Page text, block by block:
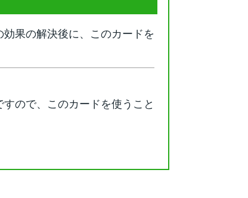
果の解決後に、このカードを
ので、このカードを使うこと